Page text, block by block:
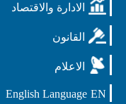
الادارة والاقتصاد
القانون
الاعلام
EN
English Language